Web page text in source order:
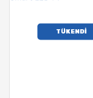
TÜKENDİ